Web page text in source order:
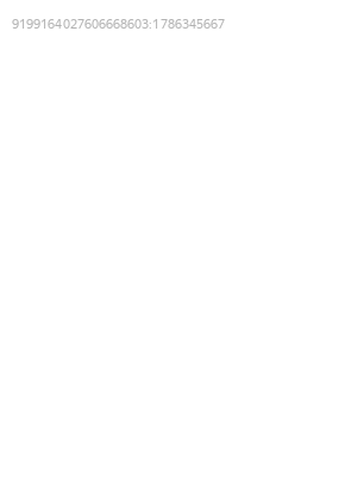
9199164027606668603:1786345667